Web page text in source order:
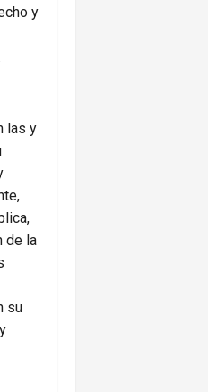
y
las y
de la
su